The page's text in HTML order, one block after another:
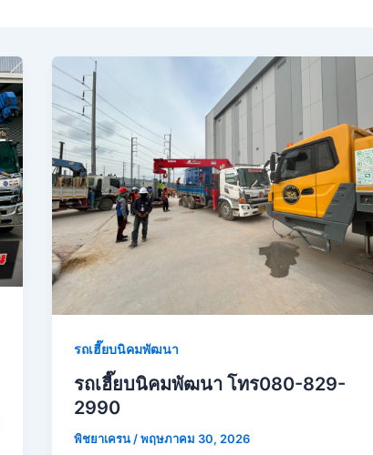
รถเฮี๊ยบนิคมพัฒนา
รถเฮี๊ยบนิคมพัฒนา โทร080-829-
2990
พิชยาเครน/พฤษภาคม 30, 2026